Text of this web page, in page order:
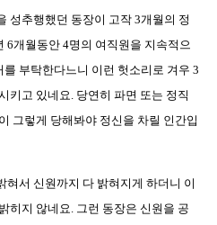
성추행했던 동장이 고작 3개월의 정
6개월동안 4명의 여직원을 지속적으
부탁한다느니 이런 헛소리로 겨우 3
키고 있네요. 당연히 파면 또는 정직
그렇게 당해봐야 정신을 차릴 인간입
혀서 신원까지 다 밝혀지게 하더니 이
히지 않네요
그런 동장은 신원을 공